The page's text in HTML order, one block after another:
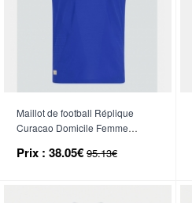
Maillot de football Réplique
Curacao Domicile Femme
Prix : 38.05€ 95.13€